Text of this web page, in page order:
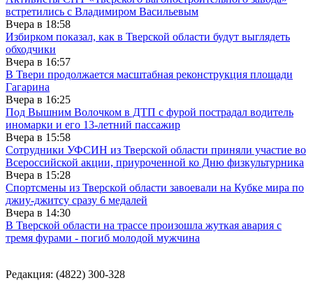
встретились с Владимиром Васильевым
Вчера в 18:58
Избирком показал, как в Тверской области будут выглядеть
обходчики
Вчера в 16:57
В Твери продолжается масштабная реконструкция площади
Гагарина
Вчера в 16:25
Под Вышним Волочком в ДТП с фурой пострадал водитель
иномарки и его 13-летний пассажир
Вчера в 15:58
Сотрудники УФСИН из Тверской области приняли участие во
Всероссийской акции, приуроченной ко Дню физкультурника
Вчера в 15:28
Спортсмены из Тверской области завоевали на Кубке мира по
джиу-джитсу сразу 6 медалей
Вчера в 14:30
В Тверской области на трассе произошла жуткая авария с
тремя фурами - погиб молодой мужчина
Редакция: (4822) 300-328